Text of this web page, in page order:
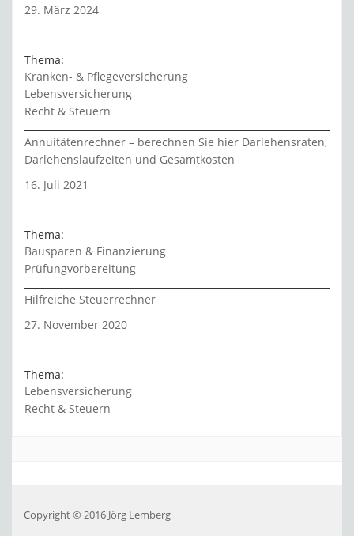
29. März 2024
Thema:
Kranken- & Pflegeversicherung
Lebensversicherung
Recht & Steuern
Annuitätenrechner – berechnen Sie hier Darlehensraten,
Darlehenslaufzeiten und Gesamtkosten
16. Juli 2021
Thema:
Bausparen & Finanzierung
Prüfungvorbereitung
Hilfreiche Steuerrechner
27. November 2020
Thema:
Lebensversicherung
Recht & Steuern
Copyright © 2016 Jörg Lemberg